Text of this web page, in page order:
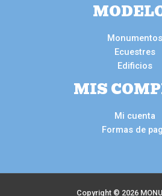
Monumentos
Ecuestres
Edificios
MIS
Mi cuenta
Formas de
Copyright © 2026